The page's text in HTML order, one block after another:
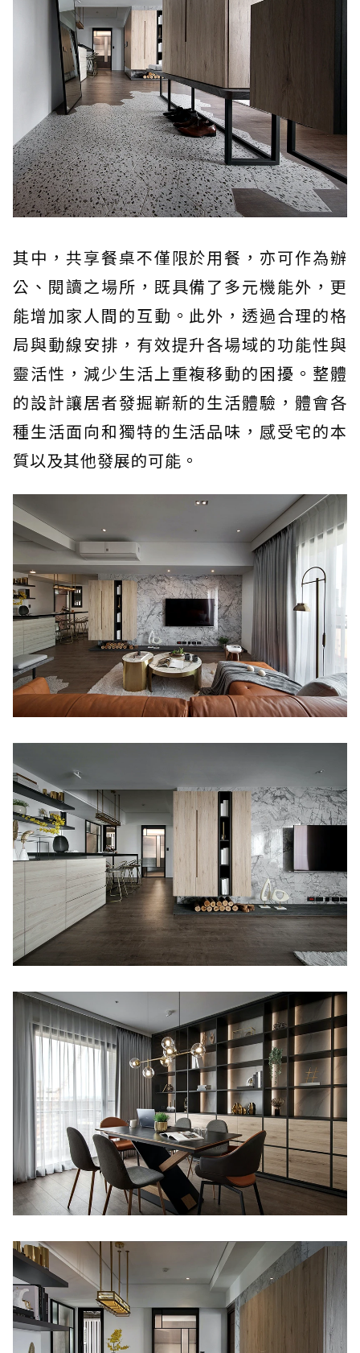
其中，共享餐桌不僅限於用餐，亦可作為辦
公、閱讀之場所，既具備了多元機能外，更
能增加家人間的互動。此外，透過合理的格
局與動線安排，有效提升各場域的功能性與
靈活性，減少生活上重複移動的困擾。整體
的設計讓居者發掘嶄新的生活體驗，體會各
種生活面向和獨特的生活品味，感受宅的本
質以及其他發展的可能。